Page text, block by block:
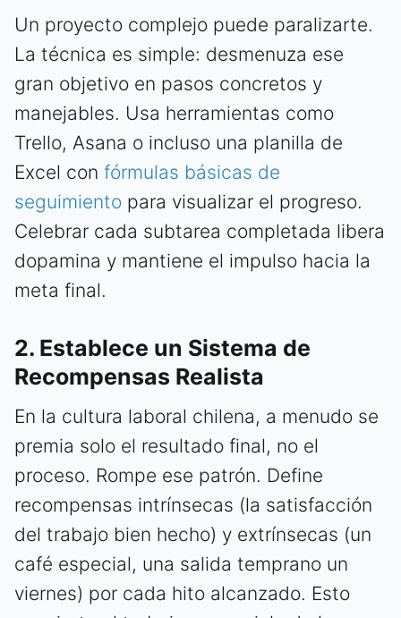
Un proyecto complejo puede paralizarte.
La técnica es simple: desmenuza ese
gran objetivo en pasos concretos y
manejables. Usa herramientas como
Trello, Asana o incluso una planilla de
Excel con fórmulas básicas de
seguimiento para visualizar el progreso.
Celebrar cada subtarea completada libera
dopamina y mantiene el impulso hacia la
meta final.
2. Establece un Sistema de
Recompensas Realista
En la cultura laboral chilena, a menudo se
premia solo el resultado final, no el
proceso. Rompe ese patrón. Define
recompensas intrínsecas (la satisfacción
del trabajo bien hecho) y extrínsecas (un
café especial, una salida temprano un
viernes) por cada hito alcanzado. Esto